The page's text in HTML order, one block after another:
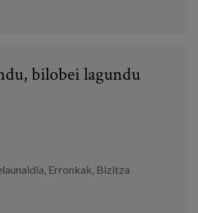
bilobei lagundu
Erronkak Bizitza